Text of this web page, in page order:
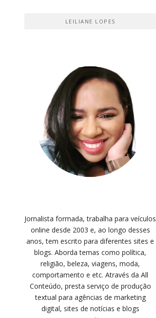
LEILIANE LOPES
Jornalista formada, trabalha para veículos
online desde 2003 e, ao longo desses
anos, tem escrito para diferentes sites e
blogs. Aborda temas como política,
religião, beleza, viagens, moda,
comportamento e etc. Através da All
Conteúdo, presta serviço de produção
textual para agências de marketing
digital, sites de notícias e blogs